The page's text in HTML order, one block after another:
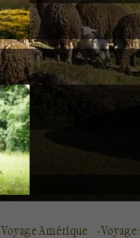
Voyage Amérique Voyage